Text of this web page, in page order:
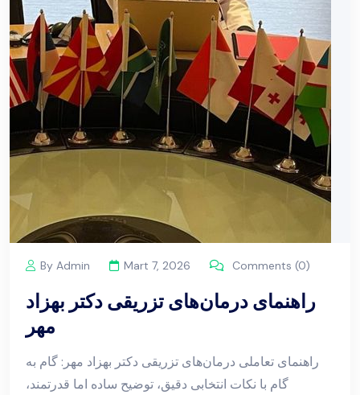
By Admin Mart 7, 2026 Comments (0)
راهنمای درمان‌های تزریقی دکتر بهزاد
مهر
راهنمای تعاملی درمان‌های تزریقی دکتر بهزاد مهر: گام به
گام با نکات انتخابی دقیق، توضیح ساده اما قدرتمند،